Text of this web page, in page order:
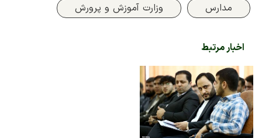
مدارس وزارت آموزش و پرورش
اخبار مرتبط